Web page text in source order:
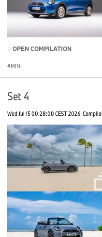
OPEN COMPILATION
MINI
Set 4
Wed Jul 15 00:28:00 CEST 2026